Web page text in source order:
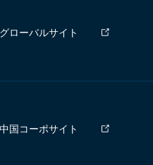
グローバルサイト
中国コーポサイト